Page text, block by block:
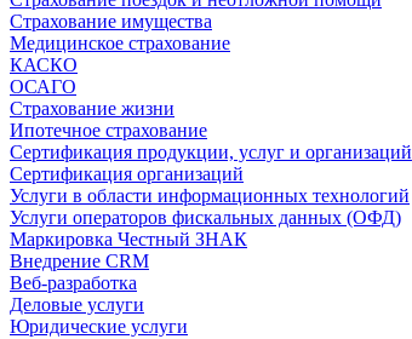
Страхование имущества
Медицинское страхование
КАСКО
ОСАГО
Страхование жизни
Ипотечное страхование
Сертификация продукции, услуг и организаций
Сертификация организаций
Услуги в области информационных технологий
Услуги операторов фискальных данных (ОФД)
Маркировка Честный ЗНАК
Внедрение CRM
Веб-разработка
Деловые услуги
Юридические услуги